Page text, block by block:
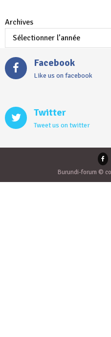
Archives
Facebook
Like us on facebook
Twitter
Tweet us on twitter
Burundi-forum ©